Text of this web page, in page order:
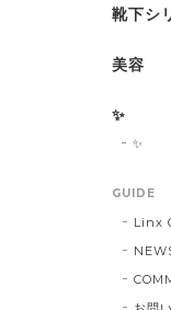
靴下シ
美容
✨
✨
GUIDE
Linx